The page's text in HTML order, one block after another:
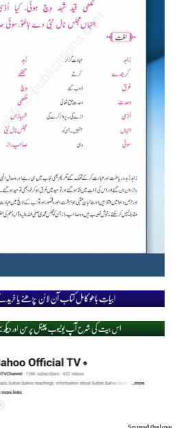
Spread the love